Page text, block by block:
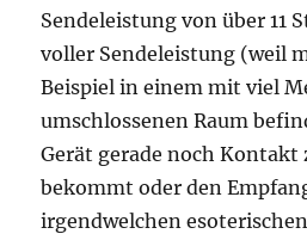
Sendeleistung von über 11
voller Sendeleistung (weil
Beispiel in einem mit viel
umschlossenen Raum
Gerät gerade noch Kontakt
bekommt oder den
irgendwelchen